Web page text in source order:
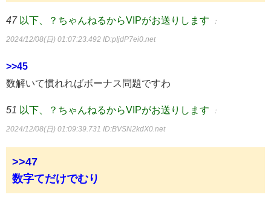
47 以下、？ちゃんねるからVIPがお送りします ：
2024/12/08(日) 01:07:23.492 ID:pIjdP7ei0.net
>>45
数解いて慣れればボーナス問題ですわ
51 以下、？ちゃんねるからVIPがお送りします ：
2024/12/08(日) 01:09:39.731 ID:BVSN2kdX0.net
>>47
数字てだけでむり